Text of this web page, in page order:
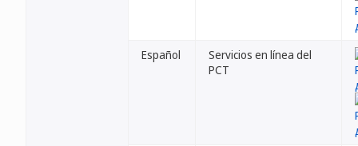
Español
Servicios en línea del
PCT